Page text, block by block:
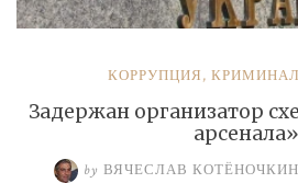
КОРРУПЦИЯ, КРИМИНАЛ
Задержан организатор
арсенала»
by ВЯЧЕСЛАВ КОТЁНОЧКИН